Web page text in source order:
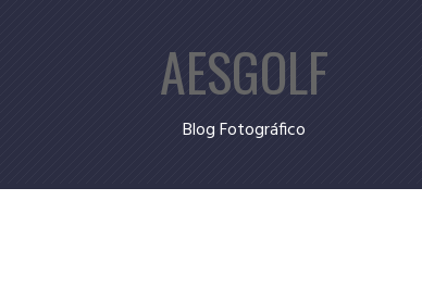
AESGOLF
Blog Fotográfico